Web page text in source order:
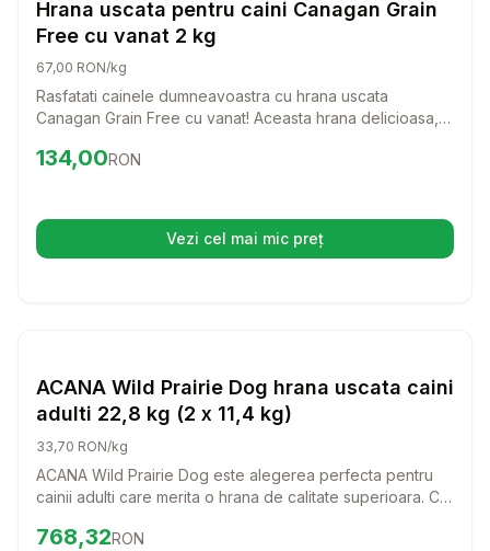
Hrana uscata pentru caini Canagan Grain
Free cu vanat 2 kg
67,00 RON/kg
Rasfatati cainele dumneavoastra cu hrana uscata
Canagan Grain Free cu vanat! Aceasta hrana delicioasa,
mica, oferindu-le o alimentatie sanatoasa si echilibrata,
Preț:134.00
134,00RON
Vezi cel mai mic preț(se deschide într-o filă nouă)
Hrana Uscata Caini
ACANA Wild Prairie Dog hrana uscata caini
adulti 22,8 kg (2 x 11,4 kg)
33,70 RON/kg
ACANA Wild Prairie Dog este alegerea perfecta pentru
cainii adulti care merita o hrana de calitate superioara. Cu
hrana uscata va aduce bucurie si energie in viata
Preț: 768.32 RON
768,32RON